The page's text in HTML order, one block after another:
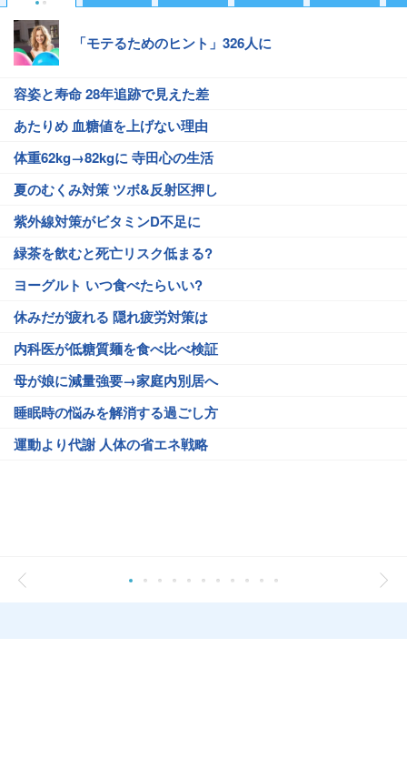
「モテるためのヒント」326人に
容姿と寿命 28年追跡で見えた差
あたりめ 血糖値を上げない理由
体重62kg→82kgに 寺田心の生活
夏のむくみ対策 ツボ&反射区押し
紫外線対策がビタミンD不足に
緑茶を飲むと死亡リスク低まる?
ヨーグルト いつ食べたらいい?
休みだが疲れる 隠れ疲労対策は
内科医が低糖質麺を食べ比べ検証
母が娘に減量強要→家庭内別居へ
睡眠時の悩みを解消する過ごし方
運動より代謝 人体の省エネ戦略